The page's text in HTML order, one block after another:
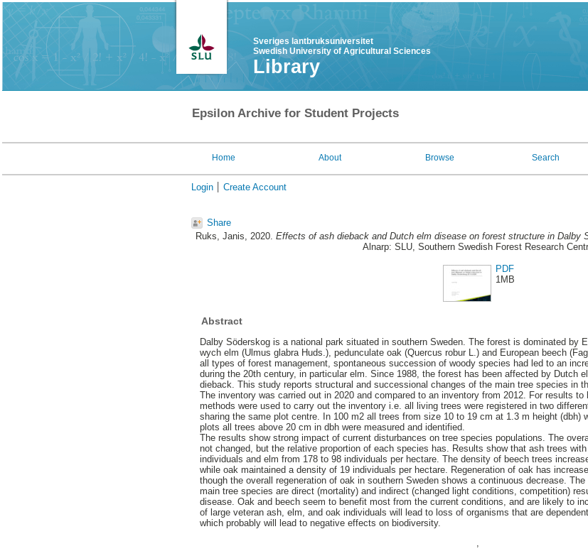
Sveriges lantbruksuniversitet
Swedish University of Agricultural Sciences
Library
Epsilon Archive for Student Projects
Home About Browse Search
Login Create Account
Share
Ruks, Janis, 2020. Effects of ash dieback and Dutch elm disease on forest structure in Dalby
Alnarp: SLU, Southern Swedish Forest Research
PDF
1MB
Abstract
Dalby Söderskog is a national park situated in southern Sweden. The forest is dominated by
wych elm (Ulmus glabra Huds.), pedunculate oak (Quercus robur L.) and European beech
all types of forest management, spontaneous succession of woody species had led to an
during the 20th century, in particular elm. Since 1988, the forest has been affected by Dutch
dieback. This study reports structural and successional changes of the main tree species in
The inventory was carried out in 2020 and compared to an inventory from 2012. For results
methods were used to carry out the inventory i.e. all living trees were registered in two
sharing the same plot centre. In 100 m2 all trees from size 10 to 19 cm at 1.3 m height (dbh)
plots all trees above 20 cm in dbh were measured and identified.
The results show strong impact of current disturbances on tree species populations. The
not changed, but the relative proportion of each species has. Results show that ash trees
individuals and elm from 178 to 98 individuals per hectare. The density of beech trees
while oak maintained a density of 19 individuals per hectare. Regeneration of oak has
though the overall regeneration of oak in southern Sweden shows a continuous decrease.
main tree species are direct (mortality) and indirect (changed light conditions, competition)
disease. Oak and beech seem to benefit most from the current conditions, and are likely to
of large veteran ash, elm, and oak individuals will lead to loss of organisms that are
which probably will lead to negative effects on biodiversity.